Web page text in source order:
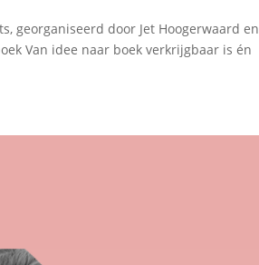
georganiseerd door Jet Hoogerwaard en
Van idee naar boek verkrijgbaar is én